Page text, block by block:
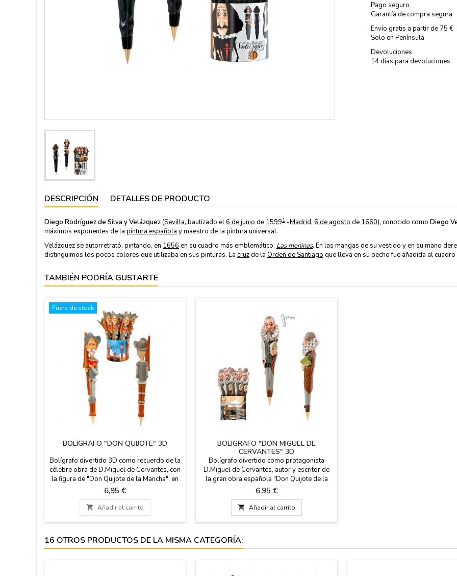
Pago seguro
Garantía de compra segura
Envío gratis a partir de 75 €
Solo en Península
Devoluciones
14 dias para devoluciones
DESCRIPCIÓN DETALLES DE PRODUCTO
Diego Rodríguez de Silva y Velázquez(Sevilla, bautizado el6 de junio de 15991 -Madrid, 6 de agosto de 1660), conocido como Diego
máximos exponentes de la pintura española y maestro de la pintura universal.
Velázquez se autorretrató, pintando, en 1656 en su cuadro más emblemático: Las meninas. En las mangas de su vestido y en su mano
distinguimos los pocos colores que utilizaba en sus pinturas. La cruzde la Orden de Santiago que lleva en su pecho fue añadida al
TAMBIÉN PODRÍA GUSTARTE
Fuera de stock
BOLÍGRAFO "DON QUIJOTE" 3D
Bolígrafo divertido 3D como recuerdo de la
célebre obra de D.Miguel de Cervantes, con
la figura de "Don Quijote de la Mancha", en
ZiNGS celebramos 400 años de la muerte
de D.Miguel de Cervantes, escritor de Don
Quijote de la Mancha, famosa obra de la
literatura española. Se puede reponer una
vez se acabe. Medida: 17 cm.
Precio
6,95 €
 Añadir al carrito
BOLÍGRAFO "DON MIGUEL DE
CERVANTES" 3D
Bolígrafo divertido como protagonista
D.Miguel de Cervantes, autor y escritor de
la gran obra española "Don Quijote de la
Mancha", famosa obra de la literatura
española, en ZiNGS celebramos 400 años
de su muerte. Se puede reponer la tinta
cuando acabe. Medida: 17 cm
Precio
6,95 €
 Añadir al carrito
16 OTROS PRODUCTOS DE LA MISMA CATEGORÍA: